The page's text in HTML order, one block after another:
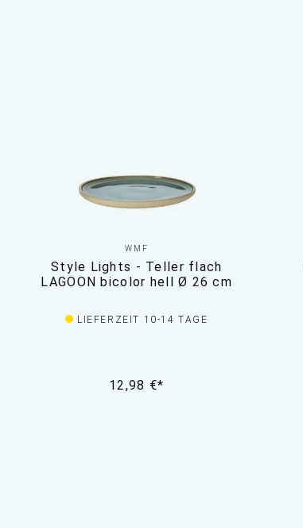
WMF
Style Lights - Teller flach
LAGOON bicolor hell Ø 26 cm
LIEFERZEIT 10-14 TAGE
12,98 €*